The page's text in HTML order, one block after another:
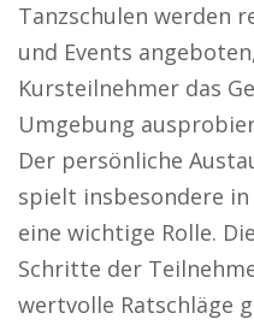
Tanzschulen werden
und Events
Kursteilnehmer das
Umgebung
Der persönliche
spielt insbesondere
eine wichtige Rolle.
Schritte der
wertvolle Ratschläge